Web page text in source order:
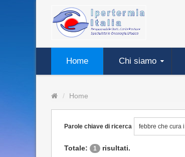
Home Chi siamo
Home
Parole chiave di ricerca
Totale: 1 risultati.